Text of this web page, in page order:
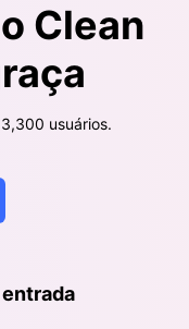
Clean
3,300 usuários.